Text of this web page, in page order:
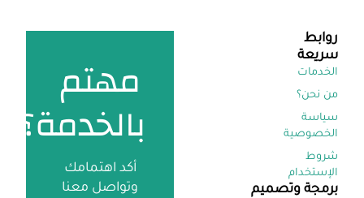
مهتم
بالخدمة؟
أكد اهتمامك
وتواصل معنا
روابط
سريعة
الخدمات
من نحن؟
سياسة
الخصوصية
شروط
الإستخدام
برمجة وتصميم